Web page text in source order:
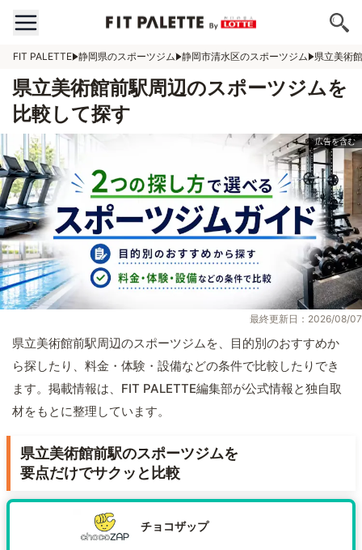
FIT PALETTE 静岡県のスポーツジム 静岡市清水区のスポーツジム 県立美術
県立美術館前駅周辺のスポーツジムを
比較して探す
最終更新日：2026/08/07
県立美術館前駅周辺のスポーツジムを、目的別のおすすめか
ら探したり、料金・体験・設備などの条件で比較したりでき
ます。掲載情報は、FIT PALETTE編集部が公式情報と独自取
材をもとに整理しています。
県立美術館前駅のスポーツジムを
要点だけでサクッと比較
チョコザップ